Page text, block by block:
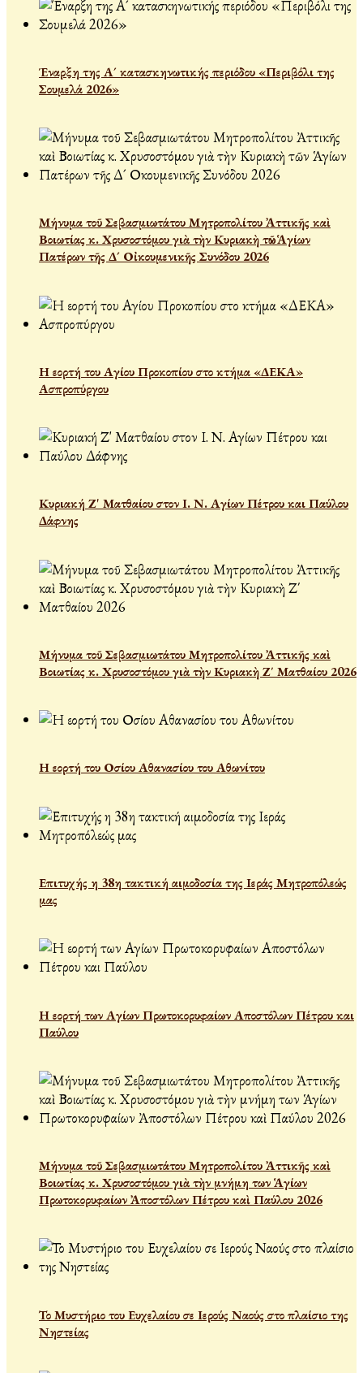
Έναρξη της Α´ κατασκηνωτικής περιόδου «Περιβόλι της
Σουμελά 2026»
Μήνυμα τοῦ Σεβασμιωτάτου Μητροπολίτου Ἀττικῆς καὶ
Βοιωτίας κ. Χρυσοστόμου γιὰ τὴν Κυριακὴ τῶν Ἁγίων
Πατέρων τῆς Δ´ Οἰκουμενικῆς Συνόδου 2026
Η εορτή του Αγίου Προκοπίου στο κτήμα «ΔΕΚΑ»
Ασπροπύργου
Κυριακή Ζ' Ματθαίου στον Ι. Ν. Αγίων Πέτρου και Παύλου
Δάφνης
Μήνυμα τοῦ Σεβασμιωτάτου Μητροπολίτου Ἀττικῆς καὶ
Βοιωτίας κ. Χρυσοστόμου γιὰ τὴν Κυριακὴ Ζ΄ Ματθαίου 2026
Η εορτή του Οσίου Αθανασίου του Αθωνίτου
Επιτυχής η 38η τακτική αιμοδοσία της Ιεράς Μητροπόλεώς
μας
Η εορτή των Αγίων Πρωτοκορυφαίων Αποστόλων Πέτρου και
Παύλου
Μήνυμα τοῦ Σεβασμιωτάτου Μητροπολίτου Ἀττικῆς καὶ
Βοιωτίας κ. Χρυσοστόμου γιὰ τὴν μνήμη των Ἁγίων
Πρωτοκορυφαίων Ἀποστόλων Πέτρου καὶ Παύλου 2026
Το Μυστήριο του Ευχελαίου σε Ιερούς Ναούς στο πλαίσιο της
Νηστείας